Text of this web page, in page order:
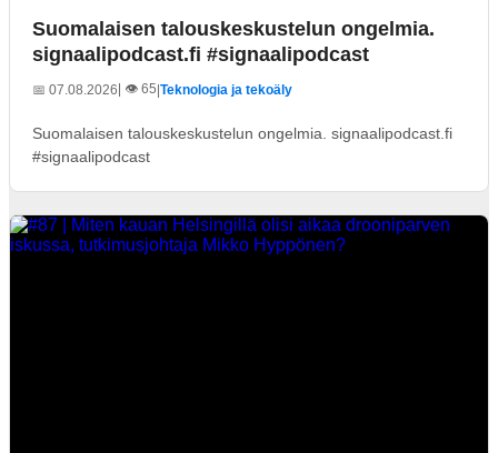
Suomalaisen talouskeskustelun ongelmia.
signaalipodcast.fi #signaalipodcast
📅 07.08.2026| 👁️ 65 Teknologia ja tekoäly
Suomalaisen talouskeskustelun ongelmia. signaalipodcast.fi
#signaalipodcast